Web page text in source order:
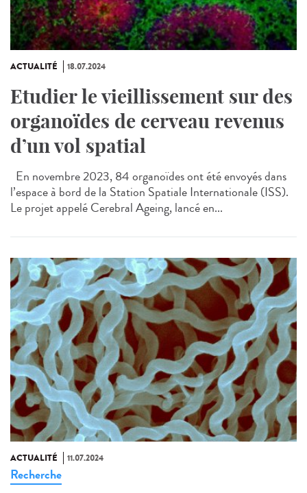
ACTUALITÉ 18.07.2024
Etudier le vieillissement sur des
organoïdes de cerveau revenus
d’un vol spatial
En novembre 2023, 84 organoïdes ont été envoyés dans
l’espace à bord de la Station Spatiale Internationale (ISS).
Le projet appelé Cerebral Ageing, lancé en...
ACTUALITÉ 11.07.2024
Recherche